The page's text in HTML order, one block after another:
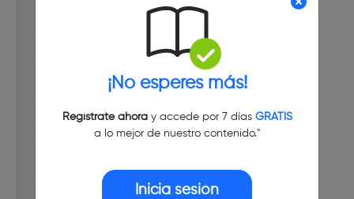
¡No esperes más!
Regístrate ahoray accede por 7 días GRATIS
a lo mejor de nuestro contenido."
Inicia sesión